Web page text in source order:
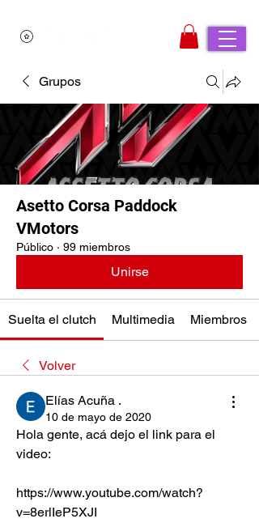
Grupos
Asetto Corsa Paddock
VMotors
Público · 99 miembros
Unirse
Suelta el clutch Multimedia Miembros
Volver
Elías Acuña .
10 de mayo de 2020
Hola gente, acá dejo el link para el
video:
https://www.youtube.com/watch?
v=8erlIeP5XJI